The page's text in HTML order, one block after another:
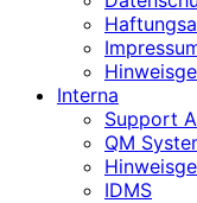
Interna
Support
QM
IDMS